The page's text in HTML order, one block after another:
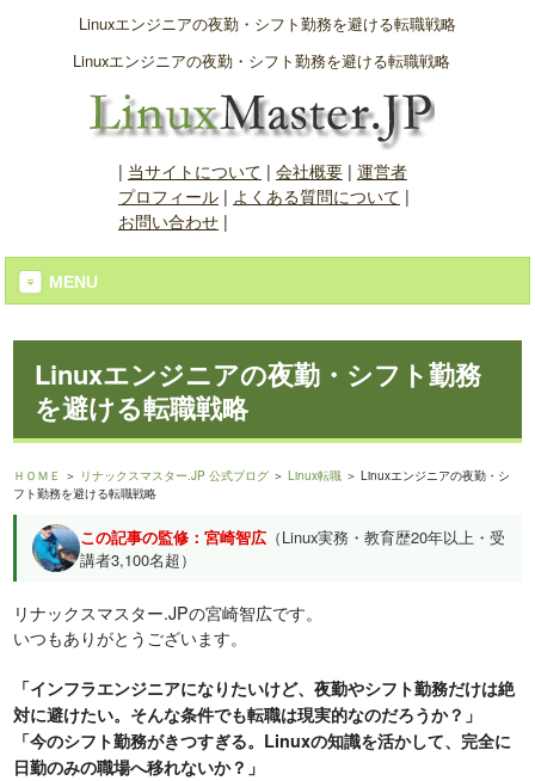
Linuxエンジニアの夜勤・シフト勤務を避ける転職戦略
Linuxエンジニアの夜勤・シフト勤務を避ける転職戦略
| 当サイトについて | 会社概要| 運営者
プロフィール| よくある質問について |
お問い合わせ|
MENU
Linuxエンジニアの夜勤・シフト勤務
を避ける転職戦略
ＨＯＭＥ ＞ リナックスマスター.JP 公式ブログ ＞Linux転職 ＞ Linuxエンジニアの夜勤・シ
フト勤務を避ける転職戦略
この記事の監修：宮崎智広 （Linux実務・教育歴20年以上・受
講者3,100名超）
リナックスマスター.JPの宮崎智広です。
いつもありがとうございます。
「インフラエンジニアになりたいけど、夜勤やシフト勤務だけは絶
対に避けたい。そんな条件でも転職は現実的なのだろうか？」
「今のシフト勤務がきつすぎる。Linuxの知識を活かして、完全に
日勤のみの職場へ移れないか？」